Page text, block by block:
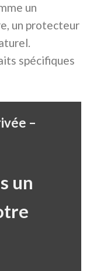
un
un protecteur
spécifiques
–
un